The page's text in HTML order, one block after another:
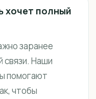
хочет полный
заранее
связи. Наши
помогают
чтобы